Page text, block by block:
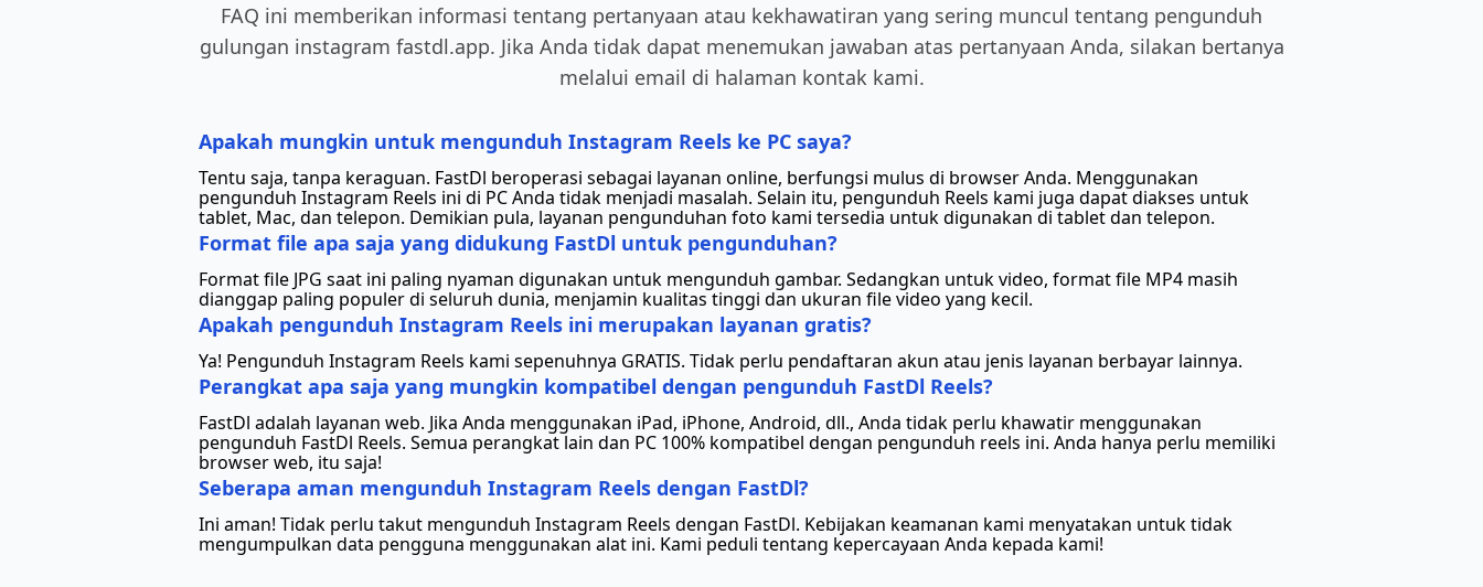
FAQ ini memberikan informasi tentang pertanyaan atau kekhawatiran yang sering muncul tentang pengunduh
gulungan instagram fastdl.app. Jika Anda tidak dapat menemukan jawaban atas pertanyaan Anda, silakan bertanya
melalui email di halaman kontak kami.
Apakah mungkin untuk mengunduh Instagram Reels ke PC saya?
Tentu saja, tanpa keraguan. FastDl beroperasi sebagai layanan online, berfungsi mulus di browser Anda. Menggunakan
pengunduh Instagram Reels ini di PC Anda tidak menjadi masalah. Selain itu, pengunduh Reels kami juga dapat diakses untuk
tablet, Mac, dan telepon. Demikian pula, layanan pengunduhan foto kami tersedia untuk digunakan di tablet dan telepon.
Format file apa saja yang didukung FastDl untuk pengunduhan?
Format file JPG saat ini paling nyaman digunakan untuk mengunduh gambar. Sedangkan untuk video, format file MP4 masih
dianggap paling populer di seluruh dunia, menjamin kualitas tinggi dan ukuran file video yang kecil.
Apakah pengunduh Instagram Reels ini merupakan layanan gratis?
Ya! Pengunduh Instagram Reels kami sepenuhnya GRATIS. Tidak perlu pendaftaran akun atau jenis layanan berbayar lainnya.
Perangkat apa saja yang mungkin kompatibel dengan pengunduh FastDl Reels?
FastDl adalah layanan web. Jika Anda menggunakan iPad, iPhone, Android, dll., Anda tidak perlu khawatir menggunakan
pengunduh FastDl Reels. Semua perangkat lain dan PC 100% kompatibel dengan pengunduh reels ini. Anda hanya perlu memiliki
browser web, itu saja!
Seberapa aman mengunduh Instagram Reels dengan FastDl?
Ini aman! Tidak perlu takut mengunduh Instagram Reels dengan FastDl. Kebijakan keamanan kami menyatakan untuk tidak
mengumpulkan data pengguna menggunakan alat ini. Kami peduli tentang kepercayaan Anda kepada kami!